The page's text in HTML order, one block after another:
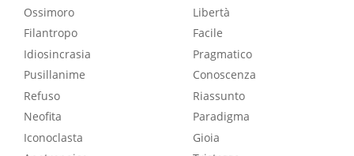
Ossimoro
Filantropo
Idiosincrasia
Pusillanime
Refuso
Neofita
Iconoclasta
Libertà
Facile
Pragmatico
Conoscenza
Riassunto
Paradigma
Gioia